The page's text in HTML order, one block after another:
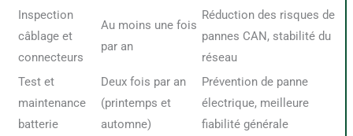
Inspection
câblage et
connecteurs
Au moins une fois
par an
Réduction des risques de
pannes CAN, stabilité du
réseau
Test et
maintenance
batterie
Deux fois par an
(printemps et
automne)
Prévention de panne
électrique, meilleure
fiabilité générale